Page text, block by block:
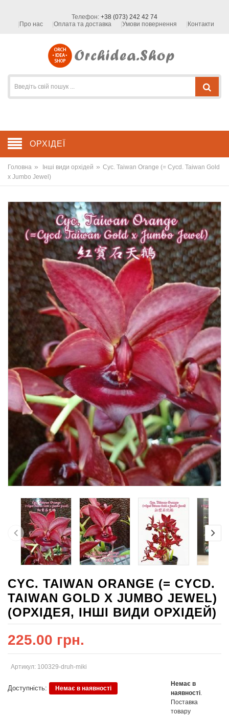
Телефон: +38 (073) 242 42 74
Про нас
Оплата та доставка Умови повернення Контакти
ОРХІДЕЇ
Головна » Інші види орхідей » Cyc. Taiwan Orange (= Cycd. Taiwan Gold
x Jumbo Jewel)
CYC. TAIWAN ORANGE (= CYCD.
TAIWAN GOLD X JUMBO JEWEL)
(ОРХІДЕЯ, ІНШІ ВИДИ ОРХІДЕЙ)
225.00 грн.
Артикул: 100329-druh-miki
Доступність: Немає в наявності
Немає в
наявності.
Поставка
товару